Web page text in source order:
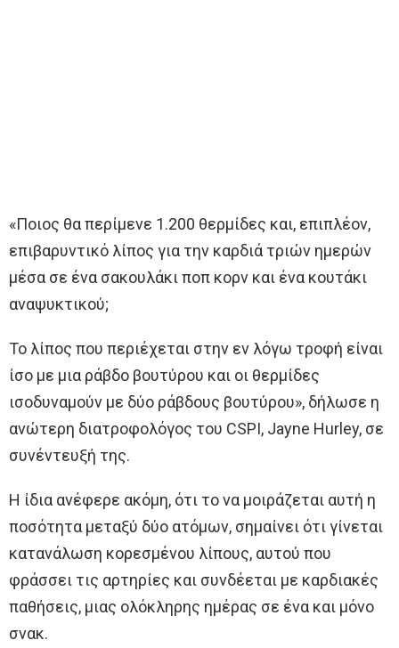
«Ποιος θα περίμενε 1.200 θερμίδες και, επιπλέον,
επιβαρυντικό λίπος για την καρδιά τριών ημερών
μέσα σε ένα σακουλάκι ποπ κορν και ένα κουτάκι
αναψυκτικού;
Το λίπος που περιέχεται στην εν λόγω τροφή είναι
ίσο με μια ράβδο βουτύρου και οι θερμίδες
ισοδυναμούν με δύο ράβδους βουτύρου», δήλωσε η
ανώτερη διατροφολόγος του CSPI, Jayne Hurley, σε
συνέντευξή της.
Η ίδια ανέφερε ακόμη, ότι το να μοιράζεται αυτή η
ποσότητα μεταξύ δύο ατόμων, σημαίνει ότι γίνεται
κατανάλωση κορεσμένου λίπους, αυτού που
φράσσει τις αρτηρίες και συνδέεται με καρδιακές
παθήσεις, μιας ολόκληρης ημέρας σε ένα και μόνο
σνακ.